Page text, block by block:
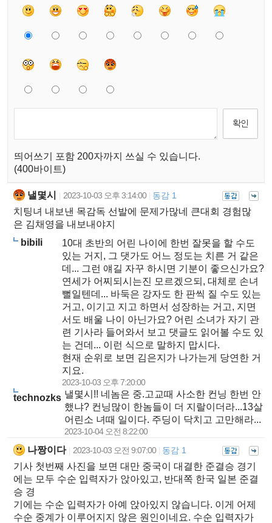
띄어쓰기 포함 200자까지 쓰실 수 있습니다.
(400바이트)
낼몇시 2023-10-03 오후 3:14:00 동감 1
치팅녀 내보낸 목감독 선발에 문제가많네 큰대회 경험많
은 김채영을 내보내야지
bibili
10대 초반의 어린 나이에 한번 잘못을 할 수도
있는 거지, 그 댓가도 어느 정도는 치른 거 같은
데... 그런 얘길 자꾸 하시면 기분이 좋으신가요?
연세가 어찌되시는진 모르겠으되, 대체로 손녀
뻘일텐데... 바둑은 강자도 한 판씩 질 수도 있는
거고, 이기고 지고 하면서 성장하는 거고, 지면
서도 배울 나이 아닌가요? 어린 소녀가 자기 관
련 기사라 들어와서 보고 댓글도 읽어볼 수도 있
는 건데... 이런 식으로 말하지 맙시다.
현재 순위로 보면 김은지가 나가는게 당연한 거
지요.
2023-10-03 오후 7:20:00
technozks 낼몇시!! 네놈은 중.고교때 사소한 컨닝 한번 안
했냐? 컨닝많이 한놈들이 더 지랄이더라...13살
어린소 녀때 일이다. 주딩이 닥치고 고만해라...
2023-10-04 오전 8:22:00
나짱이다 2023-10-03 오전 9:07:00 동감 1
기사 첫번째 사진을 보면 대만 중국이 대결한 준결승 경기
에는 모두 수순 입력자가 앉아있고, 반대쪽 한국 일본 준결
승 경
기에는 수순 입력자가 아예 앉아있지 않습니다. 이게 어제
수순 중계가 이루어지지 않은 원인이네요. 수순 입력자가